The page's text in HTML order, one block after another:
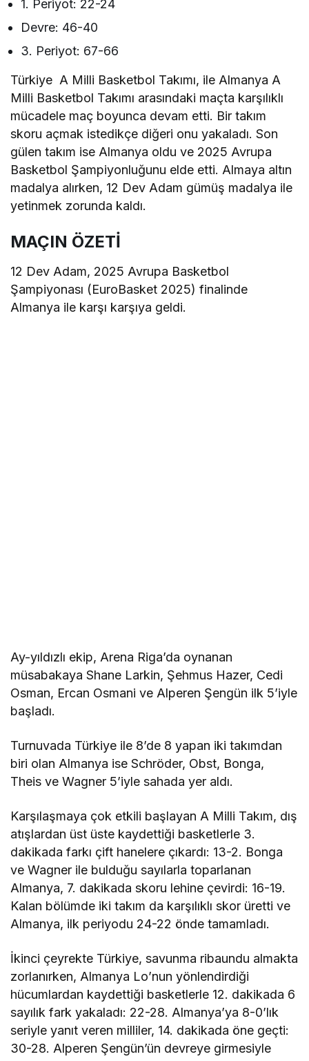
1. Periyot: 22-24
Devre: 46-40
3. Periyot: 67-66
Türkiye A Milli Basketbol Takımı, ile Almanya A
Milli Basketbol Takımı arasındaki maçta karşılıklı
mücadele maç boyunca devam etti. Bir takım
skoru açmak istedikçe diğeri onu yakaladı. Son
gülen takım ise Almanya oldu ve 2025 Avrupa
Basketbol Şampiyonluğunu elde etti. Almaya altın
madalya alırken, 12 Dev Adam gümüş madalya ile
yetinmek zorunda kaldı.
MAÇIN ÖZETİ
12 Dev Adam, 2025 Avrupa Basketbol
Şampiyonası (EuroBasket 2025) finalinde
Almanya ile karşı karşıya geldi.
Ay-yıldızlı ekip, Arena Riga’da oynanan
müsabakaya Shane Larkin, Şehmus Hazer, Cedi
Osman, Ercan Osmani ve Alperen Şengün ilk 5’iyle
başladı.
Turnuvada Türkiye ile 8’de 8 yapan iki takımdan
biri olan Almanya ise Schröder, Obst, Bonga,
Theis ve Wagner 5’iyle sahada yer aldı.
Karşılaşmaya çok etkili başlayan A Milli Takım, dış
atışlardan üst üste kaydettiği basketlerle 3.
dakikada farkı çift hanelere çıkardı: 13-2. Bonga
ve Wagner ile bulduğu sayılarla toparlanan
Almanya, 7. dakikada skoru lehine çevirdi: 16-19.
Kalan bölümde iki takım da karşılıklı skor üretti ve
Almanya, ilk periyodu 24-22 önde tamamladı.
İkinci çeyrekte Türkiye, savunma ribaundu almakta
zorlanırken, Almanya Lo’nun yönlendirdiği
hücumlardan kaydettiği basketlerle 12. dakikada 6
sayılık fark yakaladı: 22-28. Almanya’ya 8-0’lık
seriyle yanıt veren milliler, 14. dakikada öne geçti:
30-28. Alperen Şengün’ün devreye girmesiyle